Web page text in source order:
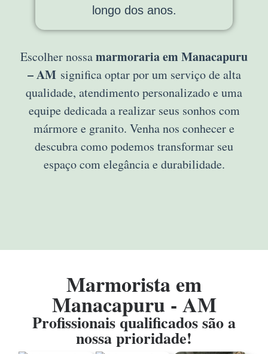
longo dos anos.
Escolher nossamarmoraria em Manacapuru
– AMsignifica optar por um serviço de alta
qualidade, atendimento personalizado e uma
equipe dedicada a realizar seus sonhos com
mármore e granito. Venha nos conhecer e
descubra como podemos transformar seu
espaço com elegância e durabilidade.
Marmorista em
Manacapuru - AM
Profissionais qualificados são a
nossa prioridade!